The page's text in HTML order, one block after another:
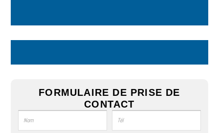
FORMULAIRE DE PRISE DE
CONTACT